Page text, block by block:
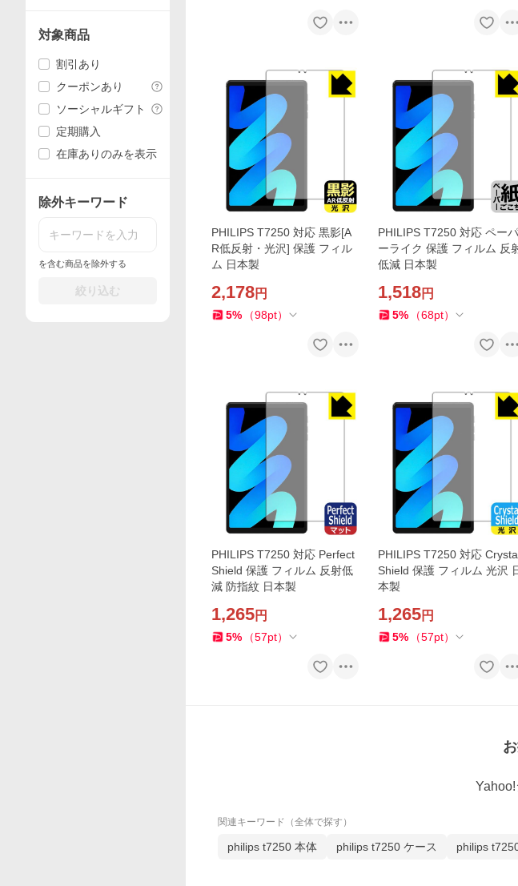
PHILIPS T7250 対応 黒影[A
R低反射・光沢] 保護 フィル
ム 日本製
2,178円
5% （98pt）
PHILIPS T7250 対応 ペーパ
ーライク 保護 フィルム 反
低減 日本製
1,518円
5% （68pt）
PHILIPS T7250 対応 Perfect
Shield 保護 フィルム 反射低
減 防指紋 日本製
1,265円
5% （57pt）
PHILIPS T7250 対応
Shield 保護 フィルム 光沢
本製
1,265円
5% （57pt）
関連キーワード（全体で探す）
philips t7250 本体 philips t7250 ケース philips
対象商品
割引あり
クーポンあり
ソーシャルギフト
定期購入
在庫ありのみを表示
除外キーワード
を含む商品を除外する
絞り込む